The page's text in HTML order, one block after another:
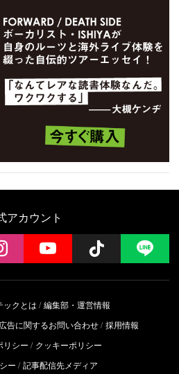
アカウント
instagramYouTube Follow
ックとは
編集部・運営情報
広告に関するお問い合わせ 採用情報
リシー
クッキーポリシー
ー
記事配信先メディア